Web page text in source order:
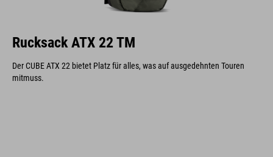
Rucksack ATX 22 TM
Der CUBE ATX 22 bietet Platz für alles, was auf ausgedehnten Touren
mitmuss.